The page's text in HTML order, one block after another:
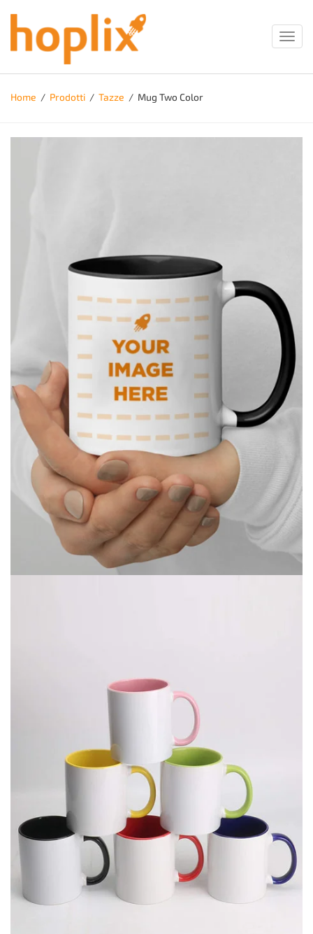
Home / Prodotti / Tazze / Mug Two Color